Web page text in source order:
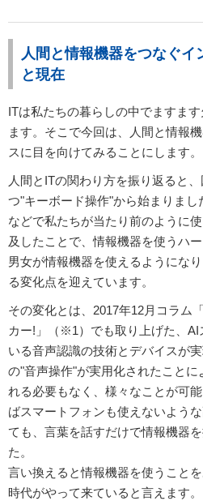
人間と情報機器をつなぐイ
と現在
ITは私たちの暮らしの中でますま
ます。そこで今回は、人間と情報
スに目を向けてみることにします。
人間とITの関わり方を振り返ると
つ"キーボード操作"から始まりま
などで私たちが当たり前のように
及したことで、情報機器を使うハ
男女が情報機器を使えるようにな
る変化点を迎えています。
その変化とは、2017年12月コラ
カー!」（※1）でも取り上げた、AI
いる音声認識の技術とデバイスが
の"音声操作"が実用化されたこと
れる必要もなく、様々なことが可
ばスマートフォンも使えないよう
ても、言葉を話すだけで情報機器
た。
言い換えると情報機器を使うこと
時代がやって来ていると言えます。